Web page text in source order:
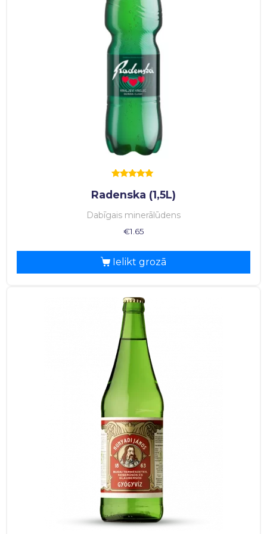
5.00
out of 5
Radenska (1,5L)
Dabīgais minerālūdens
€1.65
Ielikt grozā